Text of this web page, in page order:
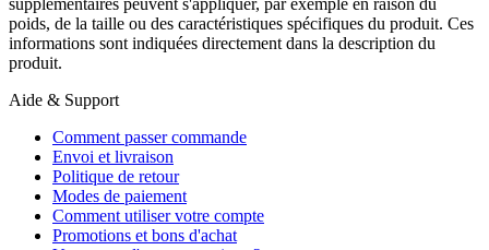
supplémentaires peuvent s'appliquer, par exemple en raison du
poids, de la taille ou des caractéristiques spécifiques du produit. Ces
informations sont indiquées directement dans la description du
produit.
Aide & Support
Comment passer commande
Envoi et livraison
Politique de retour
Modes de paiement
Comment utiliser votre compte
Promotions et bons d'achat